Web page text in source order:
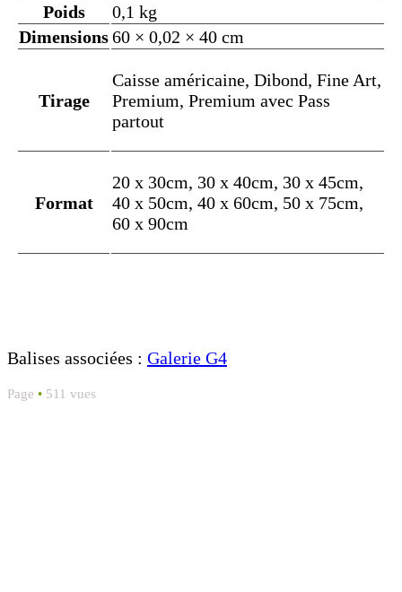
Poids
0,1 kg
Dimensions60 × 0,02 × 40 cm
Tirage
Caisse américaine, Dibond, Fine Art,
Premium, Premium avec Pass
partout
Format
20 x 30cm, 30 x 40cm, 30 x 45cm,
40 x 50cm, 40 x 60cm, 50 x 75cm,
60 x 90cm
Balises associées : Galerie G4
Page • 511 vues